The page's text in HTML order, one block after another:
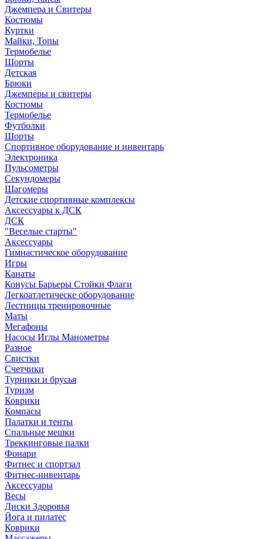
Джемпера и Свитеры
Костюмы
Куртки
Майки, Топы
Термобелье
Шорты
Детская
Брюки
Джемперы и свитеры
Костюмы
Термобелье
Футболки
Шорты
Спортивное оборудование и инвентарь
Электроника
Пульсометры
Секундомеры
Шагомеры
Детские спортивные комплексы
Аксессуары к ДСК
ДСК
"Веселые старты"
Аксессуары
Гимнастическое оборудование
Игры
Канаты
Конусы Барьеры Стойки Флаги
Легкоатлетическе оборудование
Лестницы тренировочные
Маты
Мегафоны
Насосы Иглы Манометры
Разное
Свистки
Счетчики
Турники и брусья
Туризм
Коврики
Компасы
Палатки и тенты
Спальные мешки
Треккинговые палки
Фонари
Фитнес и спортзал
Фитнес-инвентарь
Аксессуары
Весы
Диски Здоровья
Йога и пилатес
Коврики